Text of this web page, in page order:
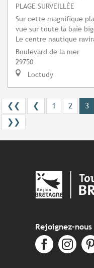
PLAGE SURVEILLÉE
Sur cette magnifique
vue sur toute la baie
Le centre nautique
Boulevard de la mer
29750
Loctudy
❮❮ ❮ 1 2 3
❯❯
Rejoignez-nous